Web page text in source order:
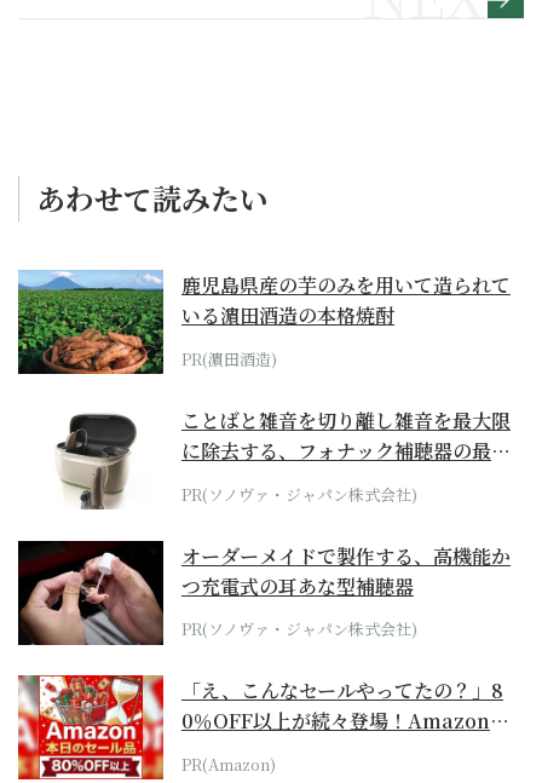
あわせて読みたい
鹿児島県産の芋のみを用いて造られて
いる濵田酒造の本格焼酎
PR(濵田酒造)
ことばと雑音を切り離し雑音を最大限
に除去する、フォナック補聴器の最上
位モデル
PR(ソノヴァ・ジャパン株式会社)
オーダーメイドで製作する、高機能か
つ充電式の耳あな型補聴器
PR(ソノヴァ・ジャパン株式会社)
「え、こんなセールやってたの？」8
0％OFF以上が続々登場！Amazonの
本気が...
PR(Amazon)